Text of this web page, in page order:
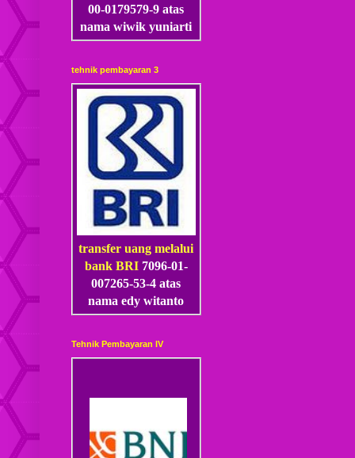
00-0179579-9 atas
nama wiwik yuniarti
tehnik pembayaran 3
transfer uang melalui
bank BRI 7096-01-
007265-53-4 atas
nama edy witanto
Tehnik Pembayaran IV